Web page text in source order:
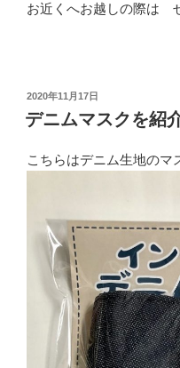
お近くへお越しの際は
投
稿
日:
2020年11月17日
デニムマスクを紹
こちらはデニム生地のマ